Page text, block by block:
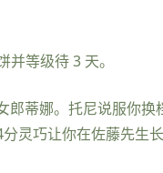
并等级待 3 天。
郎蒂娜。托尼说服你
灵巧让你在佐藤先生